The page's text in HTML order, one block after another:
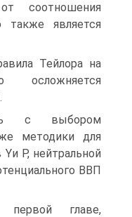
соотношения
является
Тейлора на
осложняется
с выбором
методики для
P, нейтральной
ВВП
главе,